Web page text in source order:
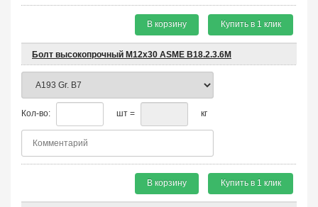
В корзину Купить в 1 клик
Болт высокопрочный М12х30 ASME B18.2.3.6M
Кол-во: шт = кг
В корзину Купить в 1 клик